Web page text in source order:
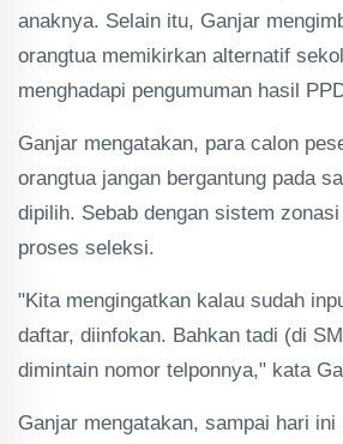
anaknya. Selain itu, Ganjar
orangtua memikirkan alternatif
menghadapi pengumuman hasil
Ganjar mengatakan, para calon
orangtua jangan bergantung pada
dipilih. Sebab dengan sistem
proses seleksi.
"Kita mengingatkan kalau sudah
daftar, diinfokan. Bahkan tadi (di
dimintain nomor telponnya," kata
Ganjar mengatakan, sampai hari ini